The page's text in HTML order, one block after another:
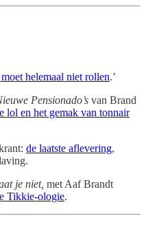
helemaal niet rollen.’
Pensionado’s van Brand
lol en het gemak van tonnair
de laatste aflevering,
je niet, met Aaf Brandt
Tikkie-ologie.